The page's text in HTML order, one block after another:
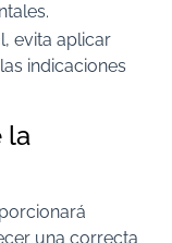
evita aplicar
indicaciones
la
una correcta